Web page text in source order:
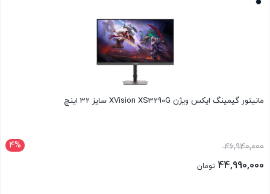
مانیتور گیمینگ ایکس ویژن XVision XS3290G سایز 32 اینچ
4% 46,940,000
44,990,000 تومان